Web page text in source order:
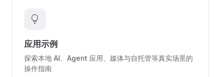
lightbulb
应用示例
探索本地 AI、Agent 应用、媒体与自托管等真实场景的
操作指南